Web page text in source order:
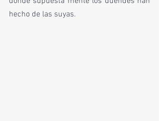
hecho de las suyas.